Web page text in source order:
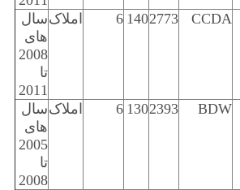
CCDA
2773
140
6 املاکسال
های
2008
تا
2011
BDW
2393
130
6 املاکسال
های
2005
تا
2008